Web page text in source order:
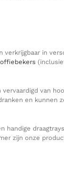
verkrijgbaar in
van
en kunnen
handige
zijn onze